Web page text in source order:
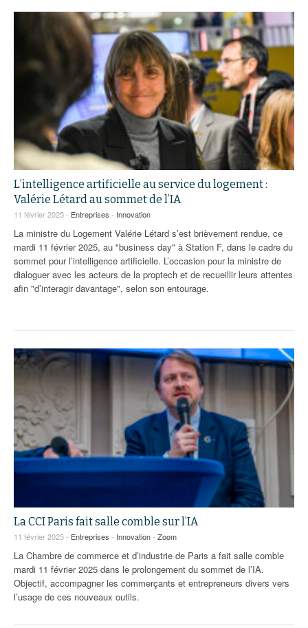
L’intelligence artificielle au service du logement :
Valérie Létard au sommet de l’IA
11 février 2025 - Entreprises - Innovation
La ministre du Logement Valérie Létard s’est brièvement rendue, ce
mardi 11 février 2025, au "business day" à Station F, dans le cadre du
sommet pour l’intelligence artificielle. L’occasion pour la ministre de
dialoguer avec les acteurs de la proptech et de recueillir leurs attentes
afin "d’interagir davantage", selon son entourage.
La CCI Paris fait salle comble sur l’IA
11 février 2025 - Entreprises - Innovation- Zoom
La Chambre de commerce et d’industrie de Paris a fait salle comble
mardi 11 février 2025 dans le prolongement du sommet de l’IA.
Objectif, accompagner les commerçants et entrepreneurs divers vers
l’usage de ces nouveaux outils.